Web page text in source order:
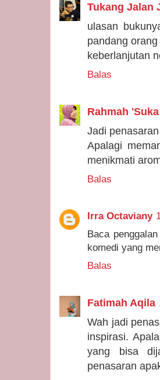
Tukang Jalan
ulasan
pandang
keberlanjutan
Balas
Rahmah
Jadi
Apalagi
menikmati
Balas
Irra Octaviany
Baca
komedi yang
Balas
Fatimah Aqila
Wah jadi
inspirasi.
yang bisa
penasaran